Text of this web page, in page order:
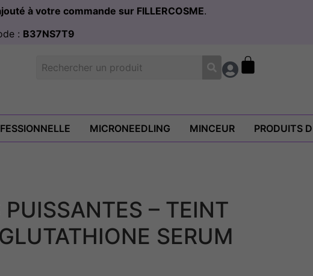
à votre commande sur FILLERCOSME.
: B37NS7T9
MICRONEEDLING MINCEUR PRODUITS
– TEINT
SERUM